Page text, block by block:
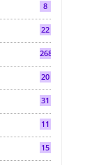
8
22
268
20
31
11
15